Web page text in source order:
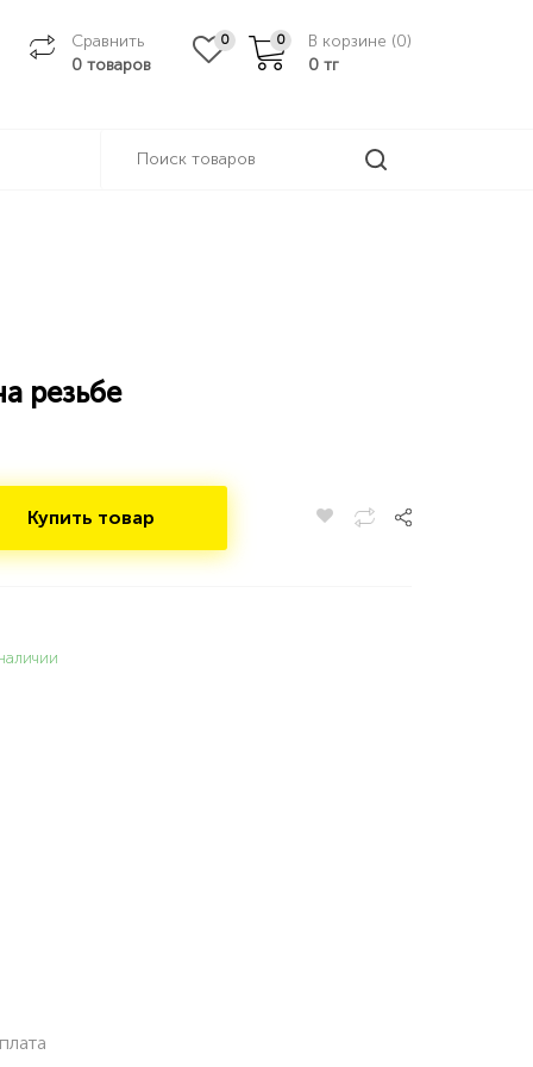
Сравнить
0 товаров
0 0 В корзине (0)
0 тг
резьбе
Купить товар